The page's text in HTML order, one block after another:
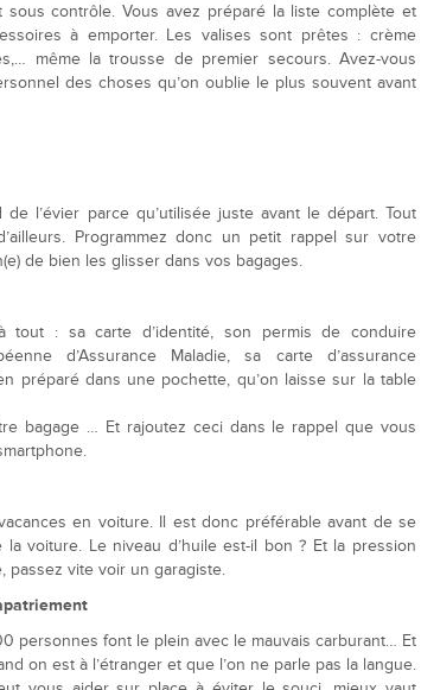
sous contrôle. Vous avez préparé la liste complète et
à emporter. Les valises sont prêtes : crème
même la trousse de premier secours. Avez-vous
des choses qu’on oublie le plus souvent avant
l’évier parce qu’utilisée juste avant le départ. Tout
Programmez donc un petit rappel sur votre
de bien les glisser dans vos bagages.
tout : sa carte d’identité, son permis de conduire
d’Assurance Maladie, sa carte d’assurance
préparé dans une pochette, qu’on laisse sur la table
bagage … Et rajoutez ceci dans le rappel que vous
en voiture. Il est donc préférable avant de se
la voiture. Le niveau d’huile est-il bon ? Et la pression
passez vite voir un garagiste.
personnes font le plein avec le mauvais carburant… Et
on est à l’étranger et que l’on ne parle pas la langue.